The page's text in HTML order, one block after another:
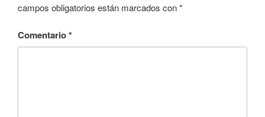
campos obligatorios están marcados con*
Comentario*